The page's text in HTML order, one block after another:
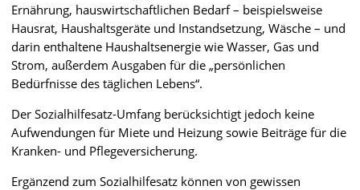
Ernährung, hauswirtschaftlichen Bedarf – beispielsweise
Hausrat, Haushaltsgeräte und Instandsetzung, Wäsche – und
darin enthaltene Haushaltsenergie wie Wasser, Gas und
Strom, außerdem Ausgaben für die „persönlichen
Bedürfnisse des täglichen Lebens“.
Der Sozialhilfesatz-Umfang berücksichtigt jedoch keine
Aufwendungen für Miete und Heizung sowie Beiträge für die
Kranken- und Pflegeversicherung.
Ergänzend zum Sozialhilfesatz können von gewissen